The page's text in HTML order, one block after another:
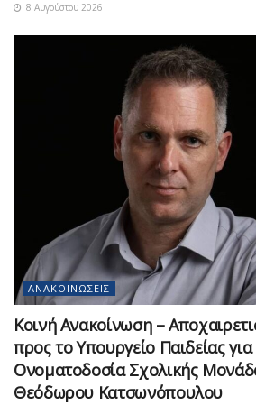
8 Αυγούστου 2026
ΑΝΑΚΟΙΝΏΣΕΙΣ
Κοινή Ανακοίνωση –
προς το Υπουργείο Παιδείας
Ονοματοδοσία Σχολικής
Θεόδωρου Κατσωνόπουλου